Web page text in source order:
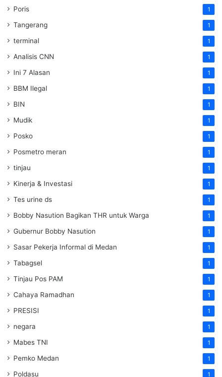
Poris 1
Tangerang 1
terminal 1
Analisis CNN 1
Ini 7 Alasan 1
BBM Ilegal 1
BIN 1
Mudik 1
Posko 1
Posmetro meran 1
tinjau 1
Kinerja & Investasi 1
Tes urine ds 1
Bobby Nasution Bagikan THR untuk Warga 1
Gubernur Bobby Nasution 1
Sasar Pekerja Informal di Medan 1
Tabagsel 1
Tinjau Pos PAM 1
Cahaya Ramadhan 1
PRESISI 1
negara 1
Mabes TNI 1
Pemko Medan 1
Poldasu 1